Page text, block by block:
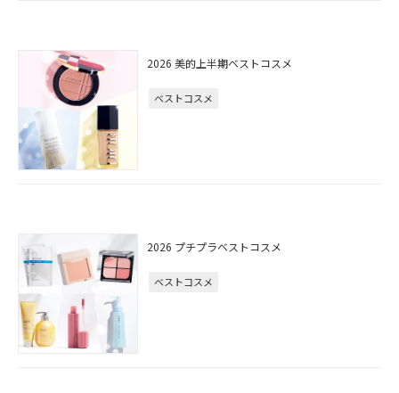
2026 美的上半期ベストコスメ
ベストコスメ
2026 プチプラベストコスメ
ベストコスメ